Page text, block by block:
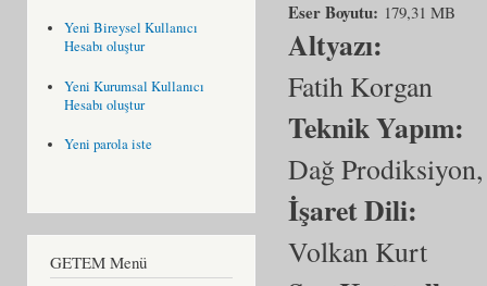
Yeni Bireysel Kullanıcı
Hesabı oluştur
Yeni Kurumsal Kullanıcı
Hesabı oluştur
Yeni parola iste
GETEM Menü
Eser Boyutu: 179,31 MB
Altyazı:
Fatih Korgan
Teknik Yapım:
Dağ
İşaret Dili:
Volkan Kurt